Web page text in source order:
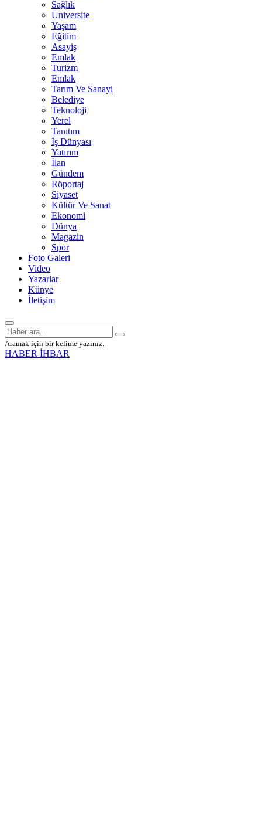
Sağlık
Üniversite
Yaşam
Eğitim
Asayiş
Emlak
Turizm
Emlak
Tarım Ve Sanayi
Belediye
Teknoloji
Yerel
Tanıtım
İş Dünyası
Yatırım
İlan
Gündem
Röportaj
Siyaset
Kültür Ve Sanat
Ekonomi
Dünya
Magazin
Spor
Foto Galeri
Video
Yazarlar
Künye
İletişim
Aramak için bir kelime yazınız.
HABER İHBAR